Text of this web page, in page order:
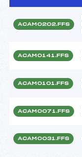
ACAM0202.FFS
ACAM0141.FFS
ACAM0101.FFS
ACAM0071.FFS
ACAM0031.FFS